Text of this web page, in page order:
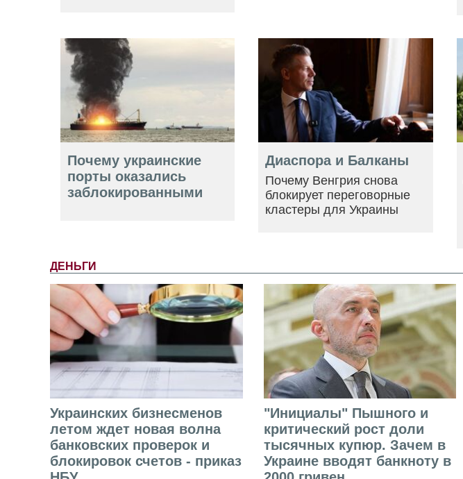
Почему украинские
порты оказались
заблокированными
Диаспора и Балканы
Почему Венгрия снова
блокирует переговорные
кластеры для Украины
ДЕНЬГИ
Украинских бизнесменов
летом ждет новая волна
банковских проверок и
блокировок счетов - приказ
"Инициалы" Пышного и
критический рост доли
тысячных купюр. Зачем в
Украине вводят банкноту в